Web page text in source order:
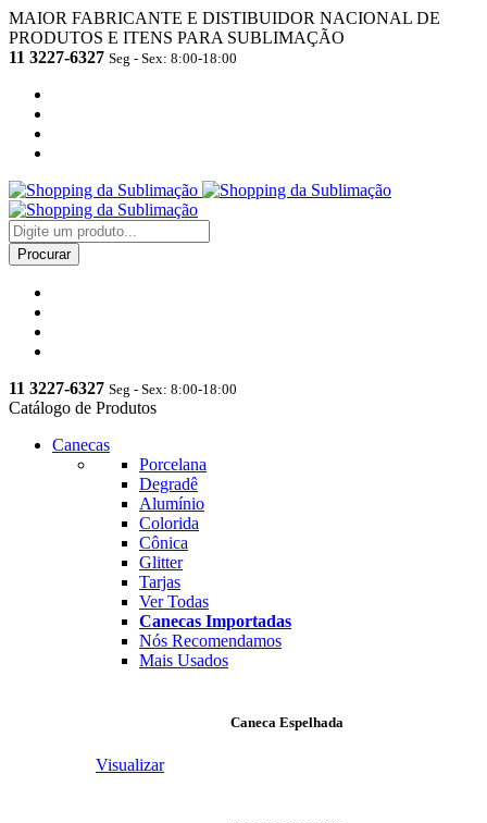
MAIOR FABRICANTE E DISTIBUIDOR NACIONAL DE
PRODUTOS E ITENS PARA SUBLIMAÇÃO
11 3227-6327 Seg - Sex: 8:00-18:00
11 3227-6327 Seg - Sex: 8:00-18:00
Catálogo de Produtos
Canecas
Porcelana
Degradê
Alumínio
Colorida
Cônica
Glitter
Tarjas
Ver Todas
Canecas Importadas
Nós Recomendamos
Mais Usados
Caneca Espelhada
Visualizar